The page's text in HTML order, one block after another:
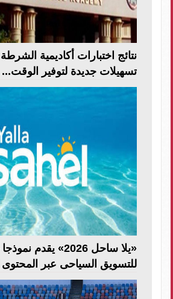
نتائج اختبارات أكاديمية الشرطة
تسهيلات جديدة لتوفير الوقت...
«يلا ساحل 2026» يقدم
للتسويق السياحى عبر المحتوى